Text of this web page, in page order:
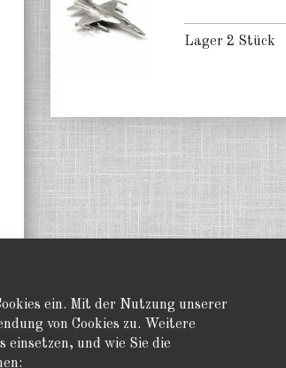
ein. Mit der Nutzung unserer
von Cookies zu. Weitere
einsetzen, und wie Sie die
Lager 2 Stück